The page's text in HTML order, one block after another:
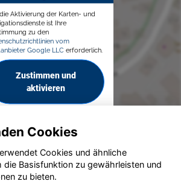
Aktivierung der Karten- und
ist Ihre
zu den
vom
Google LLC erforderlich.
Zustimmen und
aktivieren
GmbH 2020 - 2026
Cookies
Cookies und ähnliche
die Basisfunktion zu gewährleisten und
zu bieten.